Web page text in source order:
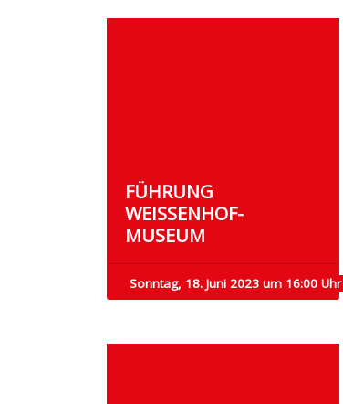
FÜHRUNG
WEISSENHOF-M
USEUM
Sonntag, 18. Juni 2023 um 16:00 Uhr